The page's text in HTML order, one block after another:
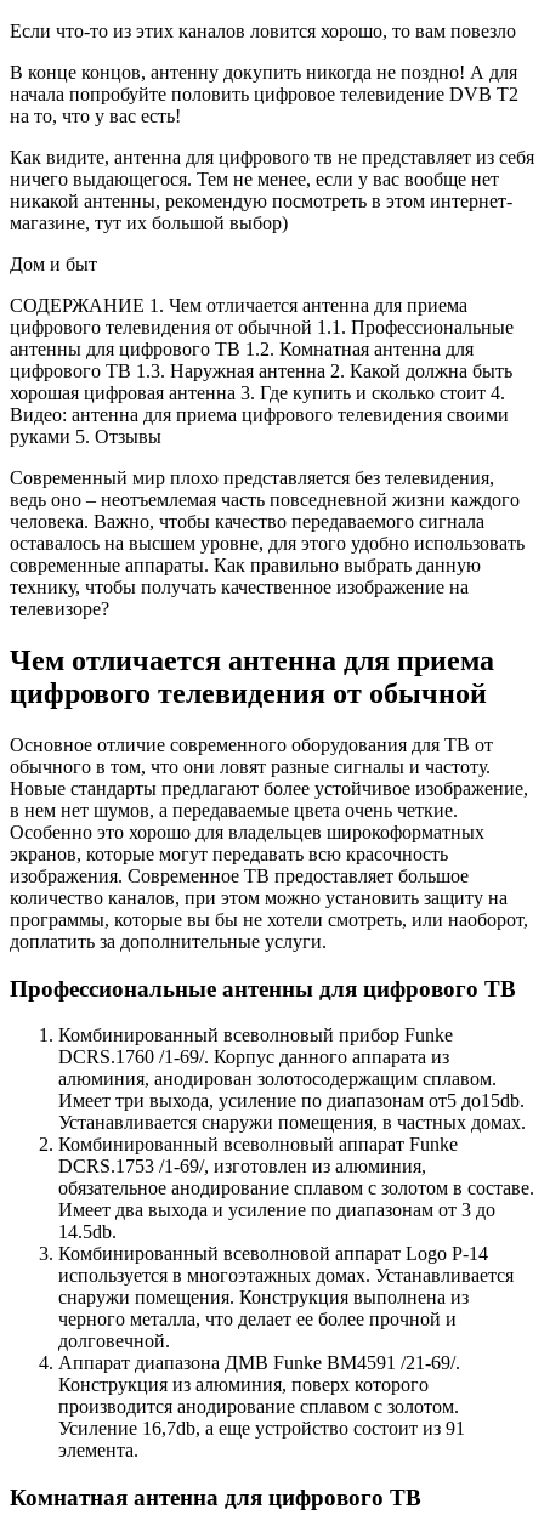
Если что-то из этих каналов ловится хорошо, то вам повезло
В конце концов, антенну докупить никогда не поздно! А для
начала попробуйте половить цифровое телевидение DVB T2
на то, что у вас есть!
Как видите, антенна для цифрового тв не представляет из себя
ничего выдающегося. Тем не менее, если у вас вообще нет
никакой антенны, рекомендую посмотреть в этом интернет-
магазине, тут их большой выбор)
Дом и быт
СОДЕРЖАНИЕ 1. Чем отличается антенна для приема
цифрового телевидения от обычной 1.1. Профессиональные
антенны для цифрового ТВ 1.2. Комнатная антенна для
цифрового ТВ 1.3. Наружная антенна 2. Какой должна быть
хорошая цифровая антенна 3. Где купить и сколько стоит 4.
Видео: антенна для приема цифрового телевидения своими
руками 5. Отзывы
Современный мир плохо представляется без телевидения,
ведь оно – неотъемлемая часть повседневной жизни каждого
человека. Важно, чтобы качество передаваемого сигнала
оставалось на высшем уровне, для этого удобно использовать
современные аппараты. Как правильно выбрать данную
технику, чтобы получать качественное изображение на
телевизоре?
Чем отличается антенна для приема
цифрового телевидения от обычной
Основное отличие современного оборудования для ТВ от
обычного в том, что они ловят разные сигналы и частоту.
Новые стандарты предлагают более устойчивое изображение,
в нем нет шумов, а передаваемые цвета очень четкие.
Особенно это хорошо для владельцев широкоформатных
экранов, которые могут передавать всю красочность
изображения. Современное ТВ предоставляет большое
количество каналов, при этом можно установить защиту на
программы, которые вы бы не хотели смотреть, или наоборот,
доплатить за дополнительные услуги.
Профессиональные антенны для цифрового ТВ
Комбинированный всеволновый прибор Funke
DCRS.1760 /1-69/. Корпус данного аппарата из
алюминия, анодирован золотосодержащим сплавом.
Имеет три выхода, усиление по диапазонам от5 до15db.
Устанавливается снаружи помещения, в частных домах.
Комбинированный всеволновый аппарат Funke
DCRS.1753 /1-69/, изготовлен из алюминия,
обязательное анодирование сплавом с золотом в составе.
Имеет два выхода и усиление по диапазонам от 3 до
14.5db.
Комбинированный всеволновой аппарат Logo P-14
используется в многоэтажных домах. Устанавливается
снаружи помещения. Конструкция выполнена из
черного металла, что делает ее более прочной и
долговечной.
Аппарат диапазона ДМВ Funke BM4591 /21-69/.
Конструкция из алюминия, поверх которого
производится анодирование сплавом с золотом.
Усиление 16,7db, а еще устройство состоит из 91
элемента.
Комнатная антенна для цифрового ТВ